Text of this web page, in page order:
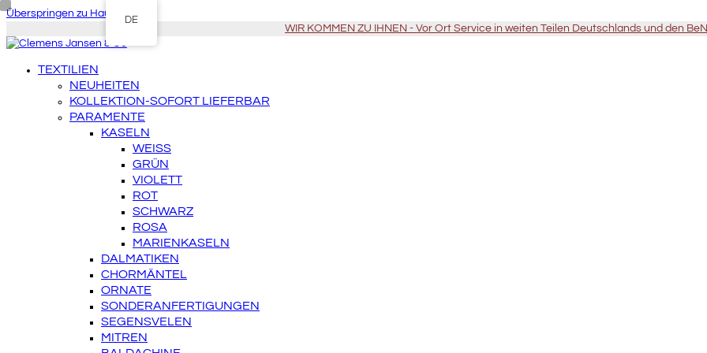
Überspringen zu Hauptinhalt
WIR KOMMEN ZU IHNEN - Vor Ort Service in weiten Teilen Deutschlands und den
TEXTILIEN
NEUHEITEN
KOLLEKTION-SOFORT LIEFERBAR
PARAMENTE
KASELN
WEISS
GRÜN
VIOLETT
ROT
SCHWARZ
ROSA
MARIENKASELN
DALMATIKEN
CHORMÄNTEL
ORNATE
SONDERANFERTIGUNGEN
SEGENSVELEN
MITREN
DE